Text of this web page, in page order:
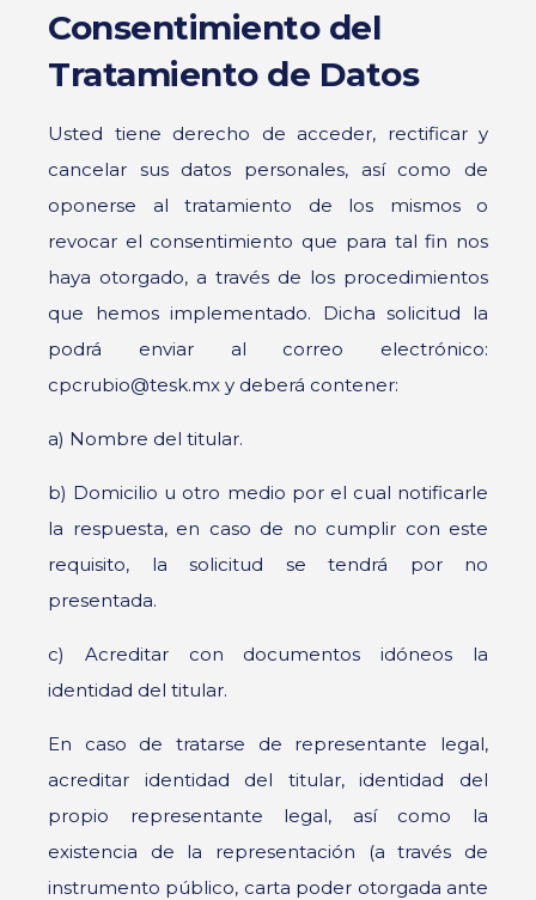
Consentimiento del
Tratamiento de Datos
Usted tiene derecho de acceder, rectificar y
cancelar sus datos personales, así como de
oponerse al tratamiento de los mismos o
revocar el consentimiento que para tal fin nos
haya otorgado, a través de los procedimientos
que hemos implementado. Dicha solicitud la
podrá enviar al correo electrónico:
cpcrubio@tesk.mx y deberá contener:
a) Nombre del titular.
b) Domicilio u otro medio por el cual notificarle
la respuesta, en caso de no cumplir con este
requisito, la solicitud se tendrá por no
presentada.
c) Acreditar con documentos idóneos la
identidad del titular.
En caso de tratarse de representante legal,
acreditar identidad del titular, identidad del
propio representante legal, así como la
existencia de la representación (a través de
instrumento público, carta poder otorgada ante